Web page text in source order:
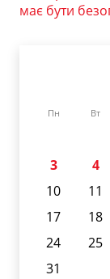
має бути
Пн Вт
3
4
10
11
17
18
24
25
31